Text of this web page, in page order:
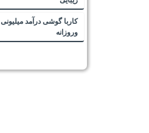
کاربا گوشی درآمد میلیونی
وروزانه